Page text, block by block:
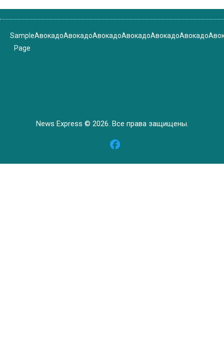
Sample
Page
АвокадоАвокадоАвокадоАвокадоАвокадоАвокадо
News Express © 2026. Все права защищены.